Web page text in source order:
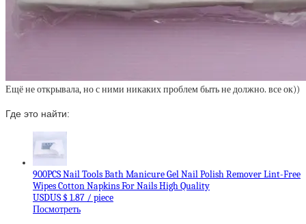
Ещё не открывала, но с ними никаких проблем быть не должно. все ок))
Где это найти:
900PCS Nail Tools Bath Manicure Gel Nail Polish Remover Lint-Free
Wipes Cotton Napkins For Nails High Quality
USDUS $ 1.87 / piece
Посмотреть